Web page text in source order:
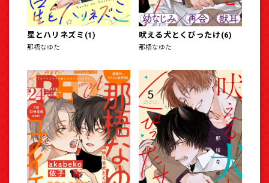
星とハリネズミ(1)
那梧なゆた
吠える犬とくびったけ(6)
那梧なゆた